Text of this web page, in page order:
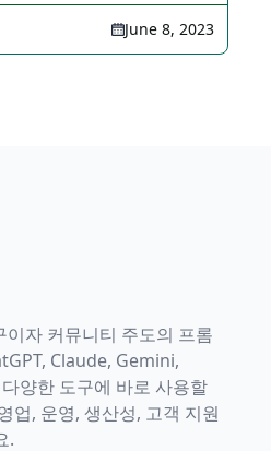
June 8, 2023
자 커뮤니티 주도의 프롬
Claude, Gemini,
양한 도구에 바로 사용할
업, 운영, 생산성, 고객 지원
.